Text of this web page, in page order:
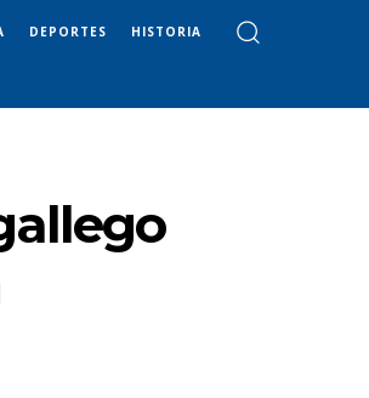
DEPORTES HISTORIA